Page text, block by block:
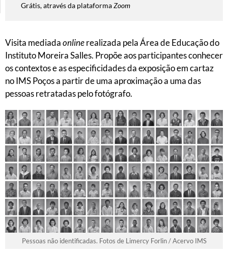
Grátis, através da plataformaZoom
Visita mediadaonlinerealizada pela Área de Educação do
Instituto Moreira Salles. Propõe aos participantes conhecer
os contextos e as especificidades da exposição em cartaz
no IMS Poços a partir de uma aproximação a uma das
pessoas retratadas pelo fotógrafo.
Pessoas não identificadas. Fotos de Limercy Forlin / Acervo IMS